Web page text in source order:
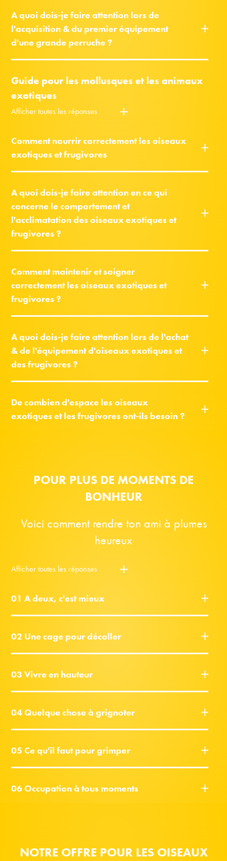
A quoi dois-je faire attention lors de
l'acquisition & du premier équipement
d'une grande perruche ?
Guide pour les mollusques et les animaux
exotiques
Afficher toutes les réponses
Comment nourrir correctement les oiseaux
exotiques et frugivores
A quoi dois-je faire attention en ce qui
concerne le comportement et
l'acclimatation des oiseaux exotiques et
frugivores ?
Comment maintenir et soigner
correctement les oiseaux exotiques et
frugivores ?
A quoi dois-je faire attention lors de l'achat
& de l'équipement d'oiseaux exotiques et
des frugivores ?
De combien d'espace les oiseaux
exotiques et les frugivores ont-ils besoin ?
POUR PLUS DE MOMENTS DE
BONHEUR
Voici comment rendre ton ami à plumes
heureux
Afficher toutes les réponses
01 A deux, c'est mieux
02 Une cage pour décoller
03 Vivre en hauteur
04 Quelque chose à grignoter
05 Ce qu'il faut pour grimper
06 Occupation à tous moments
NOTRE OFFRE POUR LES OISEAUX